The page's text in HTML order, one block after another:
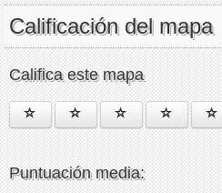
Calificación del mapa
Califica este mapa
Puntuación media: